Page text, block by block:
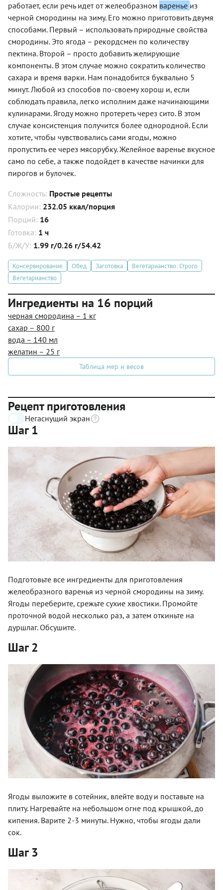
работает, если речь идет от желеобразном варенье из
черной смородины на зиму. Его можно приготовить двумя
способами. Первый – использовать природные свойства
смородины. Это ягода – рекордсмен по количеству
пектина. Второй – просто добавить желирующие
компоненты. В этом случае можно сократить количество
сахара и время варки. Нам понадобится буквально 5
минут. Любой из способов по-своему хорош и, если
соблюдать правила, легко исполним даже начинающими
кулинарами. Ягоду можно протереть через сито. В этом
случае консистенция получится более однородной. Если
хотите, чтобы чувствовались сами ягоды, можно
пропустить ее через мясорубку. Желейное варенье вкусное
само по себе, а также подойдет в качестве начинки для
пирогов и булочек.
Сложность: Простые рецепты
Калории: 232.05 ккал/порция
Порций: 16
Готовка: 1 ч
Б/Ж/У: 1.99 г/0.26 г/54.42
Консервирование Обед Заготовка
Вегетарианство: Строго
Вегетарианство
Ингредиенты на 16 порций
черная смородина – 1 кг
сахар – 800 г
вода – 140 мл
желатин – 25 г
Таблица мер и весов
Рецепт приготовления
Негаснущий экран
Шаг 1
Подготовьте все ингредиенты для приготовления
желеобразного варенья из черной смородины на зиму.
Ягоды переберите, срежьте сухие хвостики. Промойте
проточной водой несколько раз, а затем откиньте на
дуршлаг. Обсушите.
Шаг 2
Ягоды выложите в сотейник, влейте воду и поставьте на
плиту. Нагревайте на небольшом огне под крышкой, до
кипения. Варите 2-3 минуты. Нужно, чтобы ягоды дали
сок.
Шаг 3